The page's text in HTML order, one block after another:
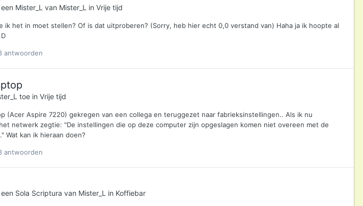
Mister_L van Mister_L in Vrije tijd
ik het in moet stellen? Of is dat uitproberen? (Sorry, heb hier echt 0,0 verstand van) Haha ja ik hoopte al
antwoorden
toe in Vrije tijd
(Acer Aspire 7220) gekregen van een collega en teruggezet naar fabrieksinstellingen.. Als ik nu
netwerk zegtie: "De instellingen die op deze computer zijn opgeslagen komen niet overeen met de
Wat kan ik hieraan doen?
antwoorden
Sola Scriptura van Mister_L in Koffiebar